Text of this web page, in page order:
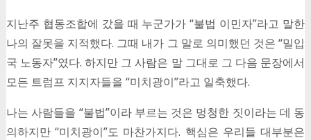
지난주 협동조합에 갔을 때 누군가가 “불법 이민자”라고 말한
나의 잘못을 지적했다. 그때 내가 그 말로 의미했던 것은 “밀입
국 노동자”였다. 하지만 그 사람은 말 그대로 그 다음 문장에서
모든 트럼프 지지자들을 “미치광이”라고 일축했다.
나는 사람들을 “불법”이라 부르는 것은 멍청한 짓이라는 데 동
의하지만 “미치광이”도 마찬가지다. 핵심은 우리들 대부분은